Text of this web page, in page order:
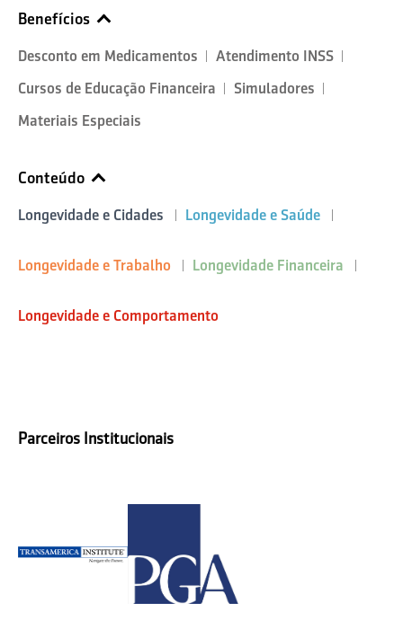
Benefícios
Desconto em Medicamentos
Atendimento INSS
Cursos de Educação Financeira
Simuladores
Materiais Especiais
Conteúdo
Longevidade e Cidades Longevidade e Saúde
Longevidade e Trabalho Longevidade Financeira
Longevidade e Comportamento
Parceiros Institucionais